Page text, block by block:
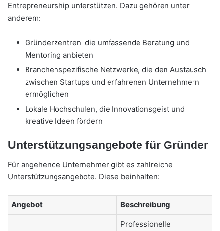
Entrepreneurship unterstützen. Dazu gehören unter
anderem:
Gründerzentren, die umfassende Beratung und
Mentoring anbieten
Branchenspezifische Netzwerke, die den Austausch
zwischen Startups und erfahrenen Unternehmern
ermöglichen
Lokale Hochschulen, die Innovationsgeist und
kreative Ideen fördern
Unterstützungsangebote für Gründer
Für angehende Unternehmer gibt es zahlreiche
Unterstützungsangebote. Diese beinhalten:
Angebot Beschreibung
Professionelle